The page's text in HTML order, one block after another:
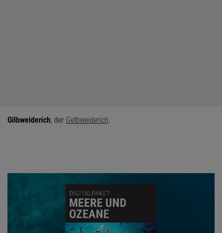
Gilbweiderich, der Gelbweiderich.